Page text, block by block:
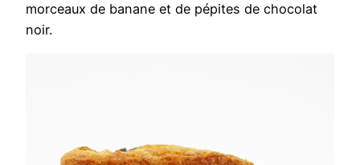
morceaux de banane et de pépites de chocolat
noir.